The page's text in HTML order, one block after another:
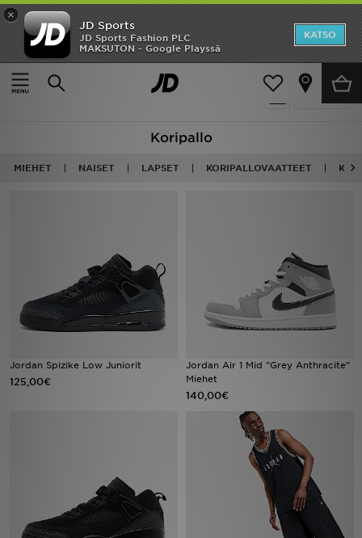
×
JD Sports
JD Sports Fashion PLC
MAKSUTON - Google Playssä
KATSO
Etusivu
Basketball
Suodata
39 tuotetta
Koripallo
MIEHET NAISET LAPSET KORIPALLOVAATTEET
Jordan Spizike Low Juniorit
125,00€
Jordan Air 1 Mid "Grey Anthracite"
Miehet
140,00€
Etusivu
Ale
Miehet
Tuotemerkit
Inspiroidu
Jalkapallo
Minun viestini